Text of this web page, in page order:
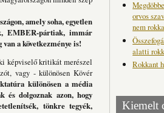
amely soha, egyetlen
EMBER-pártiak, immár
a következménye is!
képviselő kritikát merészel
vagy - különösen Kövér
különösen a média
és dolgoznak azon, hogy
tönkre tegyék,
orvos
nem
alatti
Rokkant
Kiemelt